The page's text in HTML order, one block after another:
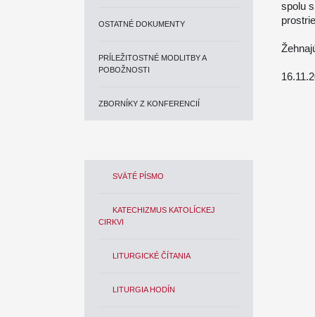
OSTATNÉ DOKUMENTY
PRÍLEŽITOSTNÉ MODLITBY A
POBOŽNOSTI
ZBORNÍKY Z KONFERENCIÍ
SVÄTÉ PÍSMO
KATECHIZMUS KATOLÍCKEJ
CIRKVI
LITURGICKÉ ČÍTANIA
LITURGIA HODÍN
spolu